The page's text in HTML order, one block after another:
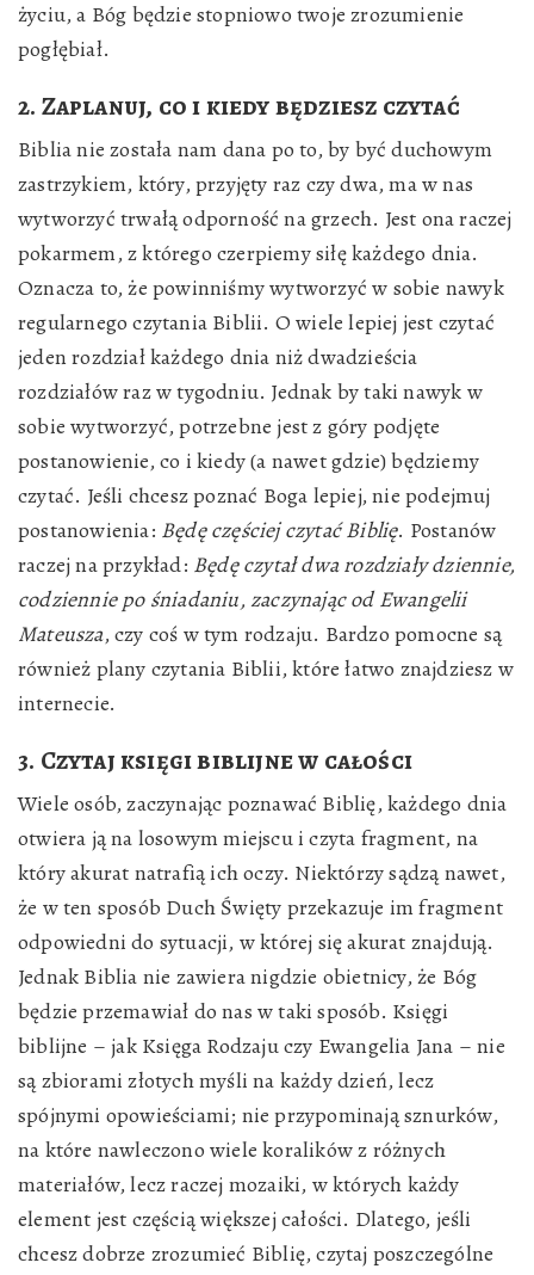
życiu, a Bóg będzie stopniowo twoje zrozumienie
pogłębiał.
2. Zaplanuj, co i kiedy będziesz czytać
Biblia nie została nam dana po to, by być duchowym
zastrzykiem, który, przyjęty raz czy dwa, ma w nas
wytworzyć trwałą odporność na grzech. Jest ona raczej
pokarmem, z którego czerpiemy siłę każdego dnia.
Oznacza to, że powinniśmy wytworzyć w sobie nawyk
regularnego czytania Biblii. O wiele lepiej jest czytać
jeden rozdział każdego dnia niż dwadzieścia
rozdziałów raz w tygodniu. Jednak by taki nawyk w
sobie wytworzyć, potrzebne jest z góry podjęte
postanowienie, co i kiedy (a nawet gdzie) będziemy
czytać. Jeśli chcesz poznać Boga lepiej, nie podejmuj
postanowienia: Będę częściej czytać Biblię. Postanów
raczej na przykład: Będę czytał dwa rozdziały dziennie,
codziennie po śniadaniu, zaczynając od Ewangelii
Mateusza, czy coś w tym rodzaju. Bardzo pomocne są
również plany czytania Biblii, które łatwo znajdziesz w
internecie.
3. Czytaj księgi biblijne w całości
Wiele osób, zaczynając poznawać Biblię, każdego dnia
otwiera ją na losowym miejscu i czyta fragment, na
który akurat natrafią ich oczy. Niektórzy sądzą nawet,
że w ten sposób Duch Święty przekazuje im fragment
odpowiedni do sytuacji, w której się akurat znajdują.
Jednak Biblia nie zawiera nigdzie obietnicy, że Bóg
będzie przemawiał do nas w taki sposób. Księgi
biblijne – jak Księga Rodzaju czy Ewangelia Jana – nie
są zbiorami złotych myśli na każdy dzień, lecz
spójnymi opowieściami; nie przypominają sznurków,
na które nawleczono wiele koralików z różnych
materiałów, lecz raczej mozaiki, w których każdy
element jest częścią większej całości. Dlatego, jeśli
chcesz dobrze zrozumieć Biblię, czytaj poszczególne